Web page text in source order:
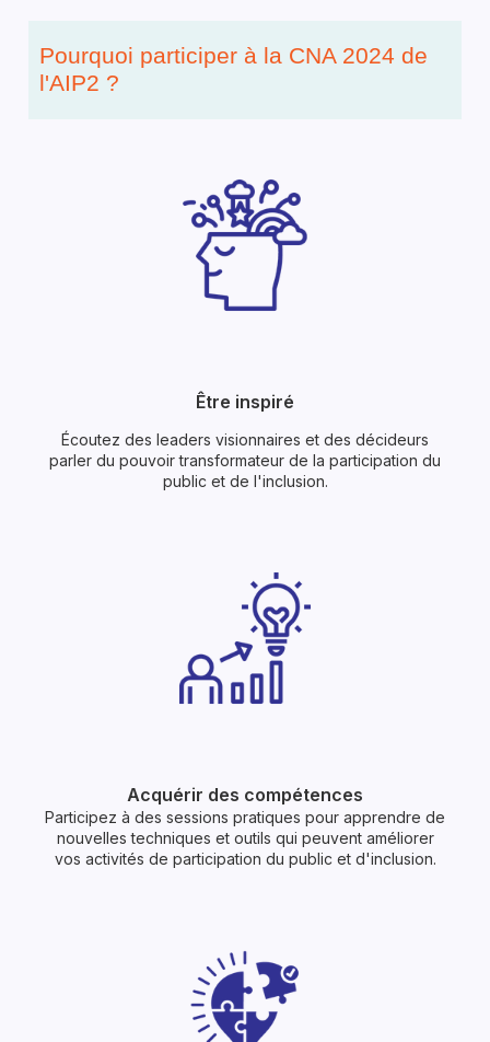
Pourquoi participer à la CNA 2024 de
l'AIP2 ?
Être inspiré
Écoutez des leaders visionnaires et des décideurs
parler du pouvoir transformateur de la participation du
public et de l'inclusion.
Acquérir des compétences
Participez à des sessions pratiques pour apprendre de
nouvelles techniques et outils qui peuvent améliorer
vos activités de participation du public et d'inclusion.